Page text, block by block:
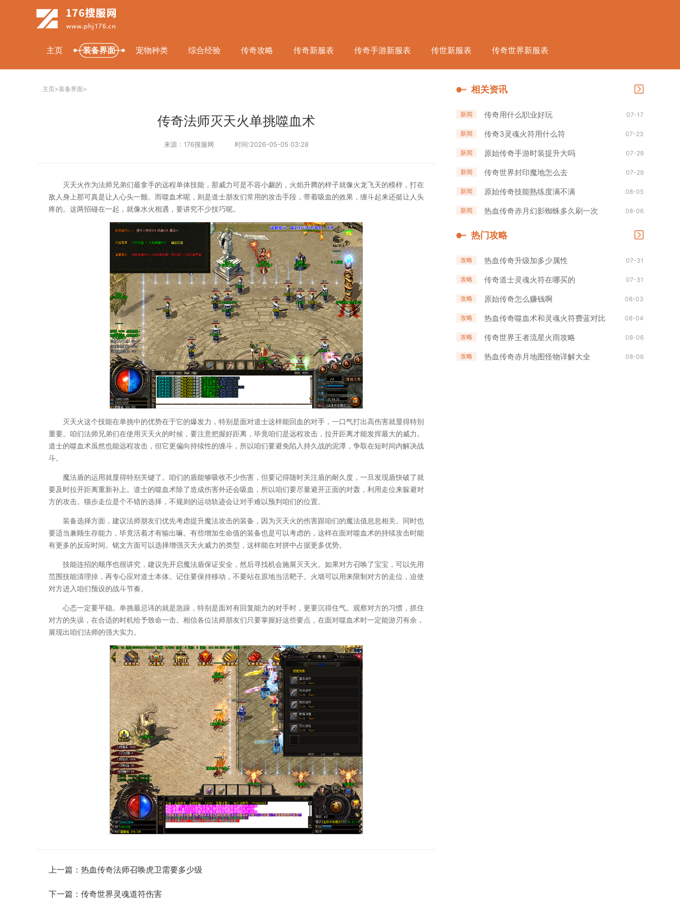
主页 装备界面 宠物种类 综合经验 传奇攻略 传奇新服表 传奇手游新服表 传世新服表 传奇世界新服表
主页>装备界面>
传奇法师灭天火单挑噬血术
来源：176搜服网 时间:2026-05-05 03:28
灭天火作为法师兄弟们最拿手的远程单体技能，那威力可是不容小觑的，火焰升腾的样子就像火龙飞天的模样，打在
敌人身上那可真是让人心头一颤。而噬血术呢，则是道士朋友们常用的攻击手段，带着吸血的效果，缠斗起来还挺让人头
疼的。这两招碰在一起，就像水火相遇，要讲究不少技巧呢。
灭天火这个技能在单挑中的优势在于它的爆发力，特别是面对道士这样能回血的对手，一口气打出高伤害就显得特别
重要。咱们法师兄弟们在使用灭天火的时候，要注意把握好距离，毕竟咱们是远程攻击，拉开距离才能发挥最大的威力。
道士的噬血术虽然也能远程攻击，但它更偏向持续性的缠斗，所以咱们要避免陷入持久战的泥潭，争取在短时间内解决战
斗。
魔法盾的运用就显得特别关键了。咱们的盾能够吸收不少伤害，但要记得随时关注盾的耐久度，一旦发现盾快破了就
要及时拉开距离重新补上。道士的噬血术除了造成伤害外还会吸血，所以咱们要尽量避开正面的对轰，利用走位来躲避对
方的攻击。猫步走位是个不错的选择，不规则的运动轨迹会让对手难以预判咱们的位置。
装备选择方面，建议法师朋友们优先考虑提升魔法攻击的装备，因为灭天火的伤害跟咱们的魔法值息息相关。同时也
要适当兼顾生存能力，毕竟活着才有输出嘛。有些增加生命值的装备也是可以考虑的，这样在面对噬血术的持续攻击时能
有更多的反应时间。铭文方面可以选择增强灭天火威力的类型，这样能在对拼中占据更多优势。
技能连招的顺序也很讲究，建议先开启魔法盾保证安全，然后寻找机会施展灭天火。如果对方召唤了宝宝，可以先用
范围技能清理掉，再专心应对道士本体。记住要保持移动，不要站在原地当活靶子。火墙可以用来限制对方的走位，迫使
对方进入咱们预设的战斗节奏。
心态一定要平稳。单挑最忌讳的就是急躁，特别是面对有回复能力的对手时，更要沉得住气。观察对方的习惯，抓住
对方的失误，在合适的时机给予致命一击。相信各位法师朋友们只要掌握好这些要点，在面对噬血术时一定能游刃有余，
展现出咱们法师的强大实力。
上一篇： 热血传奇法师召唤虎卫需要多少级
下一篇： 传奇世界灵魂道符伤害
相关资讯
新闻 传奇用什么职业好玩 07-17
新闻 传奇3灵魂火符用什么符 07-23
新闻 原始传奇手游时装提升大吗 07-29
新闻 传奇世界封印魔地怎么去 07-29
新闻 原始传奇技能熟练度满不满 08-05
新闻 热血传奇赤月幻影蜘蛛多久刷一次 08-06
热门攻略
攻略 热血传奇升级加多少属性 07-31
攻略 传奇道士灵魂火符在哪买的 07-31
攻略 原始传奇怎么赚钱啊 08-03
攻略 热血传奇噬血术和灵魂火符费蓝对比 08-04
攻略 传奇世界王者流星火雨攻略 08-06
攻略 热血传奇赤月地图怪物详解大全 08-06